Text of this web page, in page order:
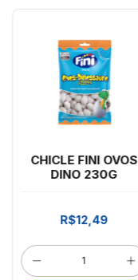
CHICLE FINI OVOS
DINO 230G
R$12,49